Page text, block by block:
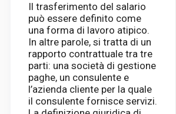
Il trasferimento del salario
può essere definito come
una forma di lavoro atipico.
In altre parole, si tratta di un
rapporto contrattuale tra tre
parti: una società di gestione
paghe, un consulente e
l’azienda cliente per la quale
il consulente fornisce servizi.